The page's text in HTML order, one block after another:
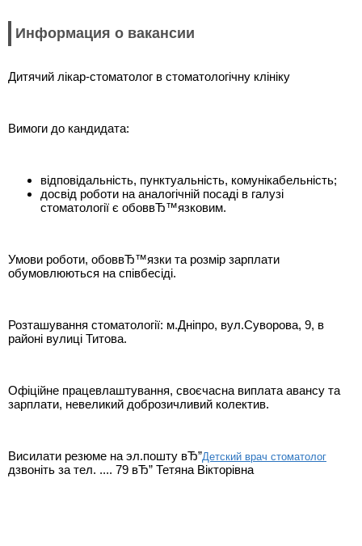
Информация о вакансии
Дитячий лікар-стоматолог в стоматологічну клініку
Вимоги до кандидата:
відповідальність, пунктуальність, комунікабельність;
досвід роботи на аналогічній посаді в галузі
стоматології є обоввЂ™язковим.
Умови роботи, обоввЂ™язки та розмір зарплати
обумовлюються на співбесіді.
Розташування стоматології: м.Дніпро, вул.Суворова, 9, в
районі вулиці Титова.
Офіційне працевлаштування, своєчасна виплата авансу та
зарплати, невеликий доброзичливий колектив.
Висилати резюме на эл.пошту вЂ”Детский врач стоматолог
дзвоніть за тел. .... 79 вЂ” Тетяна Вікторівна